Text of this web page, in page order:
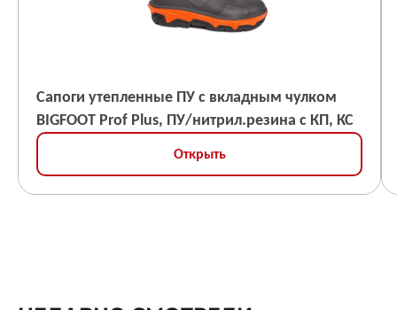
Сапоги утепленные ПУ с вкладным чулком
BIGFOOT Prof Plus, ПУ/нитрил.резина с КП, КС
Открыть